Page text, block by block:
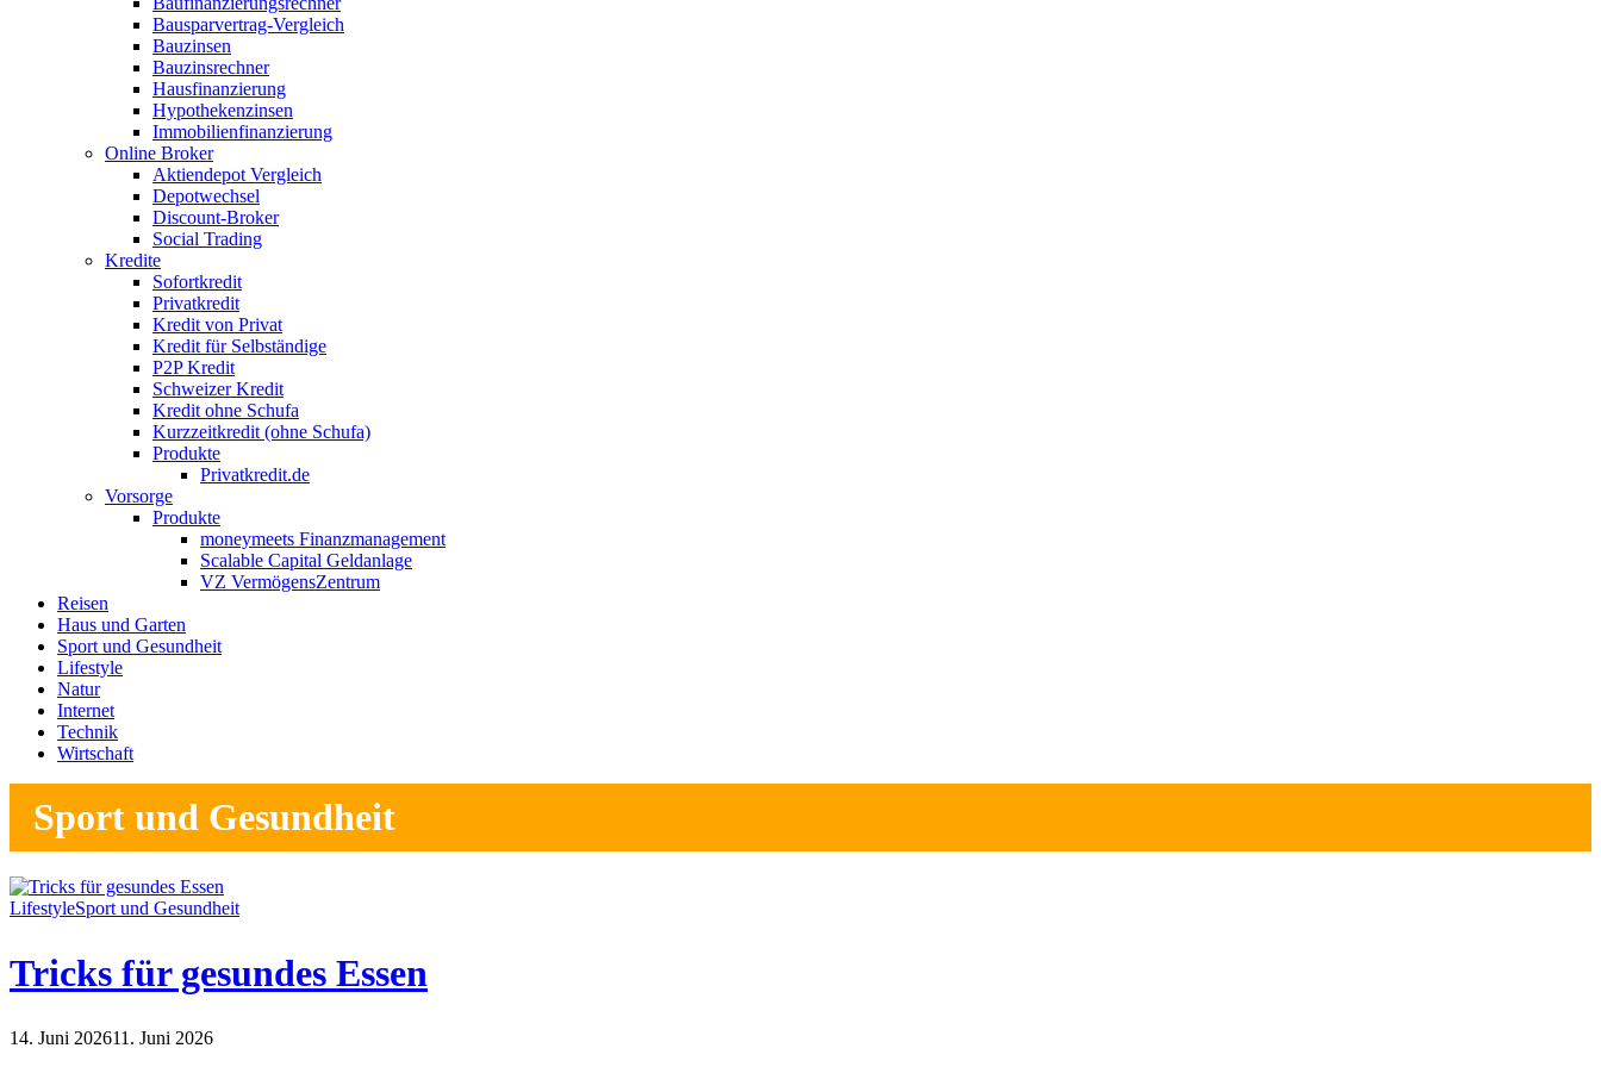
Bausparvertrag-Vergleich
Bauzinsen
Bauzinsrechner
Hausfinanzierung
Hypothekenzinsen
Immobilienfinanzierung
Online Broker
Aktiendepot Vergleich
Depotwechsel
Discount-Broker
Social Trading
Kredite
Sofortkredit
Privatkredit
Kredit von Privat
Kredit für Selbständige
P2P Kredit
Schweizer Kredit
Kredit ohne Schufa
Kurzzeitkredit (ohne Schufa)
Produkte
Privatkredit.de
Vorsorge
Produkte
moneymeets Finanzmanagement
Scalable Capital Geldanlage
VZ VermögensZentrum
Reisen
Haus und Garten
Sport und Gesundheit
Lifestyle
Natur
Internet
Technik
Wirtschaft
Sport und Gesundheit
LifestyleSport und Gesundheit
Tricks für gesundes Essen
14. Juni 202611. Juni 2026